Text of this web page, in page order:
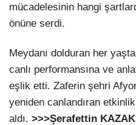
mücadelesinin hangi
önüne serdi.
Meydanı dolduran her
canlı performansına ve
eşlik etti. Zaferin şehri
yeniden canlandıran
aldı. >>>Şerafettin KAZAK